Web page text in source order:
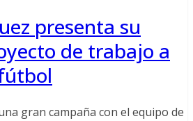
presenta su
de trabajo a
gran campaña con el equipo de